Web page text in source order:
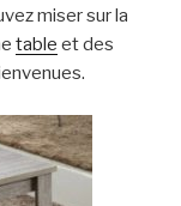
miser sur la
table et des